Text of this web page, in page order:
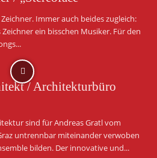
Immer auch beides zugleich:
ein bisschen Musiker. Für den
/ Architekturbüro
sind für Andreas Gratl vom
untrennbar miteinander verwoben
bilden. Der innovative und...